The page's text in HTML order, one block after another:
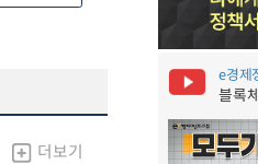
더보기
e경제
블록